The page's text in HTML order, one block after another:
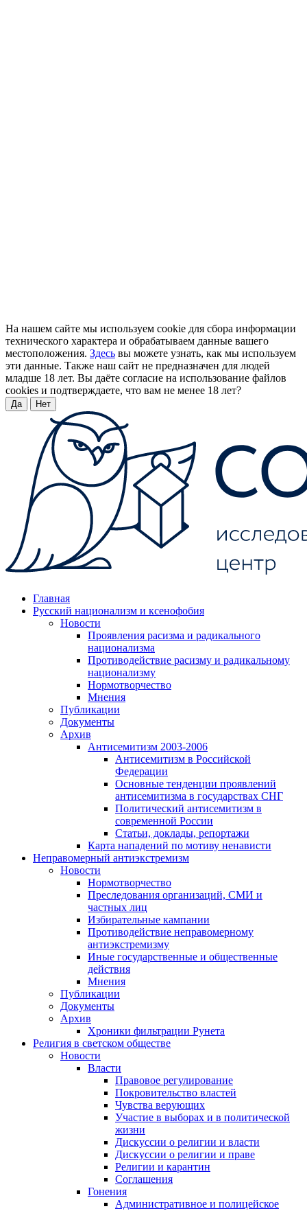
На нашем сайте мы используем cookie для сбора информации
технического характера и обрабатываем данные вашего
местоположения. Здесь вы можете узнать, как мы используем
эти данные. Также наш сайт не предназначен для людей
младше 18 лет. Вы даёте согласие на использование файлов
cookies и подтверждаете, что вам не менее 18 лет?
Да Нет
Главная
Русский национализм и ксенофобия
Новости
Проявления расизма и радикального
национализма
Противодействие расизму и радикальному
национализму
Нормотворчество
Мнения
Публикации
Документы
Архив
Антисемитизм 2003-2006
Антисемитизм в Российской
Федерации
Основные тенденции проявлений
антисемитизма в государствах СНГ
Политический антисемитизм в
современной России
Статьи, доклады, репортажи
Карта нападений по мотиву ненависти
Неправомерный антиэкстремизм
Новости
Нормотворчество
Преследования организаций, СМИ и
частных лиц
Избирательные кампании
Противодействие неправомерному
антиэкстремизму
Иные государственные и общественные
действия
Мнения
Публикации
Документы
Архив
Хроники фильтрации Рунета
Религия в светском обществе
Новости
Власти
Правовое регулирование
Покровительство властей
Чувства верующих
Участие в выборах и в политической
жизни
Дискуссии о религии и власти
Дискуссии о религии и праве
Религии и карантин
Соглашения
Гонения
Административное и полицейское